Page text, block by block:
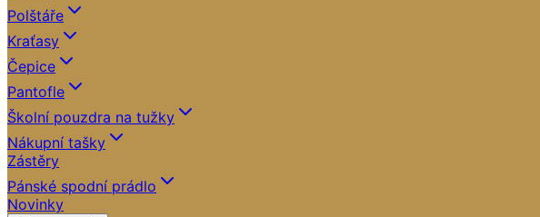
Polštáře
Kraťasy
Čepice
Pantofle
Školní pouzdra na tužky
Nákupní tašky
Zástěry
Pánské spodní prádlo
Novinky